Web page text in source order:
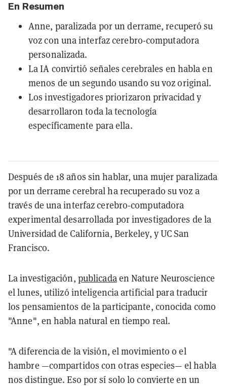
En Resumen
Anne, paralizada por un derrame, recuperó su
voz con una interfaz cerebro-computadora
personalizada.
La IA convirtió señales cerebrales en habla en
menos de un segundo usando su voz original.
Los investigadores priorizaron privacidad y
desarrollaron toda la tecnología
específicamente para ella.
Después de 18 años sin hablar, una mujer paralizada
por un derrame cerebral ha recuperado su voz a
través de una interfaz cerebro-computadora
experimental desarrollada por investigadores de la
Universidad de California, Berkeley, y UC San
Francisco.
La investigación, publicadaen Nature Neuroscience
el lunes, utilizó inteligencia artificial para traducir
los pensamientos de la participante, conocida como
"Anne", en habla natural en tiempo real.
"A diferencia de la visión, el movimiento o el
hambre —compartidos con otras especies— el habla
nos distingue. Eso por sí solo lo convierte en un